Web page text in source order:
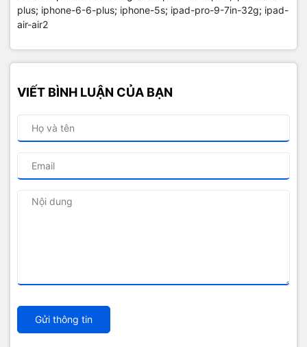
plus; iphone-6-6-plus; iphone-5s; ipad-pro-9-7in-32g; ipad-
air-air2
VIẾT BÌNH LUẬN CỦA BẠN
Gửi thông tin